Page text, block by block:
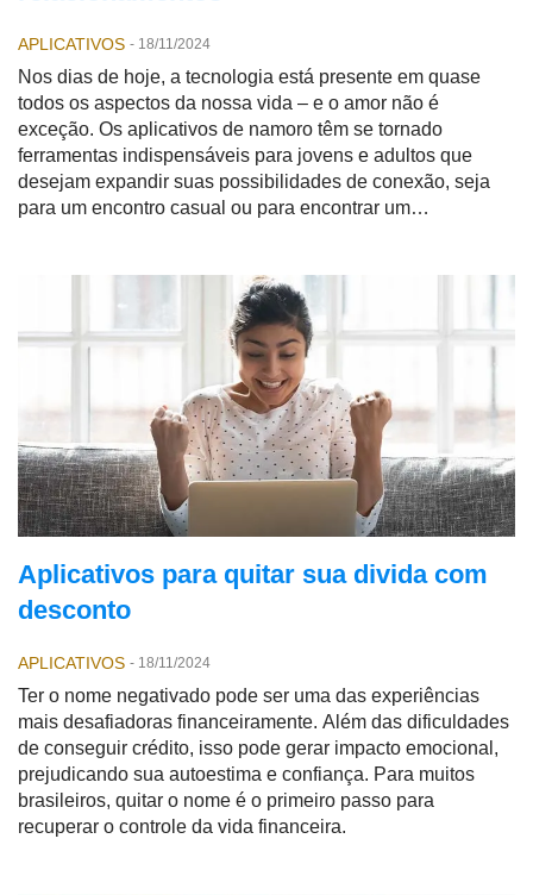
APLICATIVOS - 18/11/2024
Nos dias de hoje, a tecnologia está presente em quase
todos os aspectos da nossa vida – e o amor não é
exceção. Os aplicativos de namoro têm se tornado
ferramentas indispensáveis para jovens e adultos que
desejam expandir suas possibilidades de conexão, seja
para um encontro casual ou para encontrar um
Aplicativos para quitar sua divida com
desconto
APLICATIVOS - 18/11/2024
Ter o nome negativado pode ser uma das experiências
mais desafiadoras financeiramente. Além das dificuldades
de conseguir crédito, isso pode gerar impacto emocional,
prejudicando sua autoestima e confiança. Para muitos
brasileiros, quitar o nome é o primeiro passo para
recuperar o controle da vida financeira.